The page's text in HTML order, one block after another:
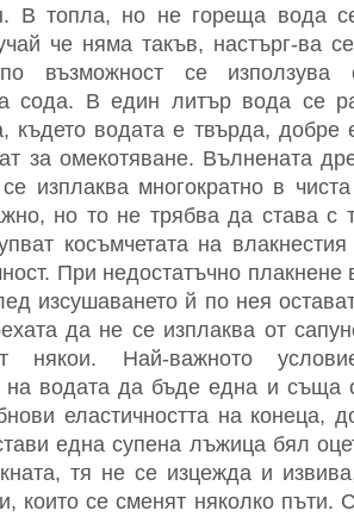
В топла, но не гореща вода
че няма такъв, настърг-ва
възможност се използува
сода. В един литър вода се
където водата е твърда,
за омекотяване. Вълнената
изплаква многократно в
но то не трябва да става с
косъмчетата на
При недостатъчно
изсушаването й по нея
да не се изплаква от
някои. Най-важното
на водата да бъде една и съща
еластичността на конеца,
една супена лъжица бял
тя не се изцежда и
които се сменят няколко пъти.